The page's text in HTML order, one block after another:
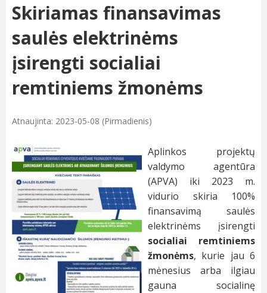
Skiriamas finansavimas
saulės elektrinėms
įsirengti socialiai
remtiniems žmonėms
Atnaujinta: 2023-05-08 (Pirmadienis)
Aplinkos projektų
valdymo agentūra
(APVA) iki 2023 m.
vidurio skiria 100%
finansavimą saulės
elektrinėms įsirengti
socialiai remtiniems
žmonėms, kurie jau 6
mėnesius arba ilgiau
gauna socialinę